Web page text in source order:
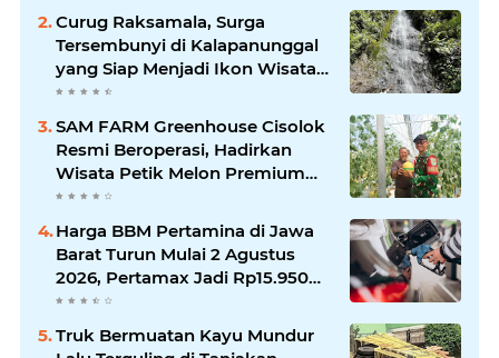
Curug Raksamala, Surga
Tersembunyi di Kalapanunggal
yang Siap Menjadi Ikon Wisata
Alam Baru Kabupaten
SAM FARM Greenhouse Cisolok
Resmi Beroperasi, Hadirkan
Wisata Petik Melon Premium
dan Edukasi Pertanian Modern
Harga BBM Pertamina di Jawa
Barat Turun Mulai 2 Agustus
2026, Pertamax Jadi Rp15.950
per Liter, Cek Daftar Harga
Terbaru
Truk Bermuatan Kayu Mundur